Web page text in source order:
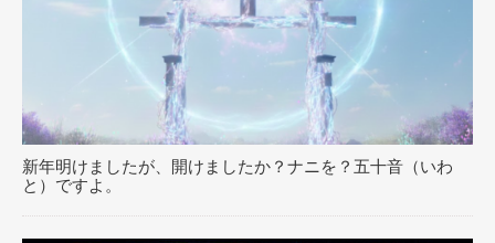
新年明けましたが、開けましたか？ナニを？五十音（いわ
と）ですよ。